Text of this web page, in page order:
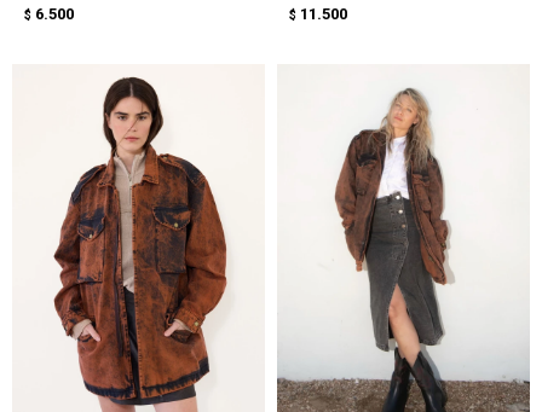
$ 6.500 $ 11.500